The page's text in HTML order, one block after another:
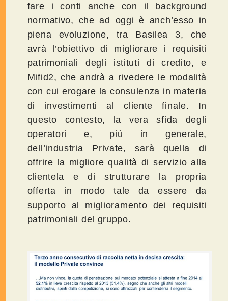
fare i conti anche con il background
normativo, che ad oggi è anch’esso in
piena evoluzione, tra Basilea 3, che
avrà l’obiettivo di migliorare i requisiti
patrimoniali degli istituti di credito, e
Mifid2, che andrà a rivedere le modalità
con cui erogare la consulenza in materia
di investimenti al cliente finale. In
questo contesto, la vera sfida degli
operatori e, più in generale,
dell’industria Private, sarà quella di
offrire la migliore qualità di servizio alla
clientela e di strutturare la propria
offerta in modo tale da essere da
supporto al miglioramento dei requisiti
patrimoniali del gruppo.